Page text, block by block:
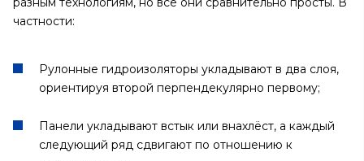
частности:
Рулонные гидроизоляторы укладывают в два слоя,
ориентируя второй перпендекулярно первому;
Панели укладывают встык или внахлёст, а каждый
следующий ряд сдвигают по отношению к